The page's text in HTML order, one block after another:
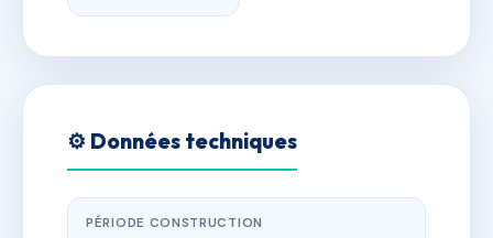
⚙️ Données techniques
PÉRIODE CONSTRUCTION